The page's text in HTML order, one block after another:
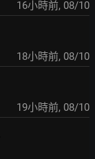
16小時前, 08/10
18小時前, 08/10
19小時前, 08/10